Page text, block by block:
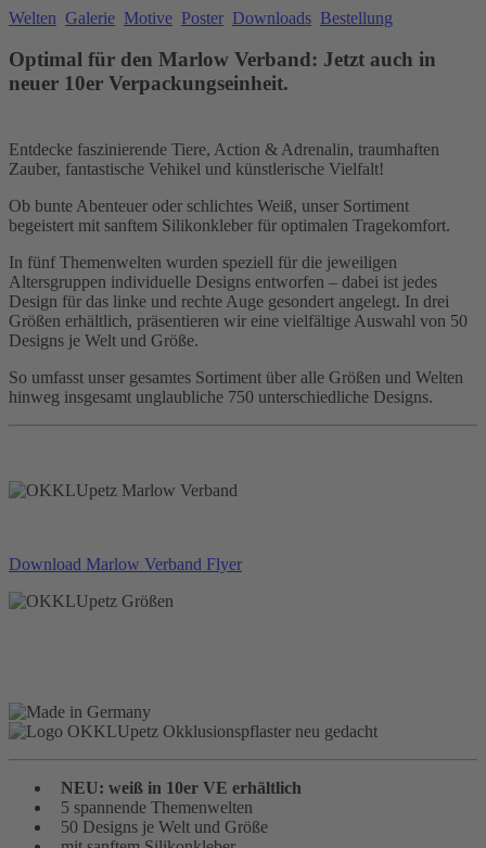
Welten Galerie Motive Poster Downloads Bestellung
Optimal für den Marlow Verband: Jetzt auch in
neuer 10er Verpackungseinheit.
Entdecke faszinierende Tiere, Action & Adrenalin, traumhaften
Zauber, fantastische Vehikel und künstlerische Vielfalt!
Ob bunte Abenteuer oder schlichtes Weiß, unser Sortiment
begeistert mit sanftem Silikonkleber für optimalen Tragekomfort.
In fünf Themenwelten wurden speziell für die jeweiligen
Altersgruppen individuelle Designs entworfen – dabei ist jedes
Design für das linke und rechte Auge gesondert angelegt. In drei
Größen erhältlich, präsentieren wir eine vielfältige Auswahl von 50
Designs je Welt und Größe.
So umfasst unser gesamtes Sortiment über alle Größen und Welten
hinweg insgesamt unglaubliche 750 unterschiedliche Designs.
Download Marlow Verband Flyer
NEU: weiß in 10er VE erhältlich
5 spannende Themenwelten
50 Designs je Welt und Größe